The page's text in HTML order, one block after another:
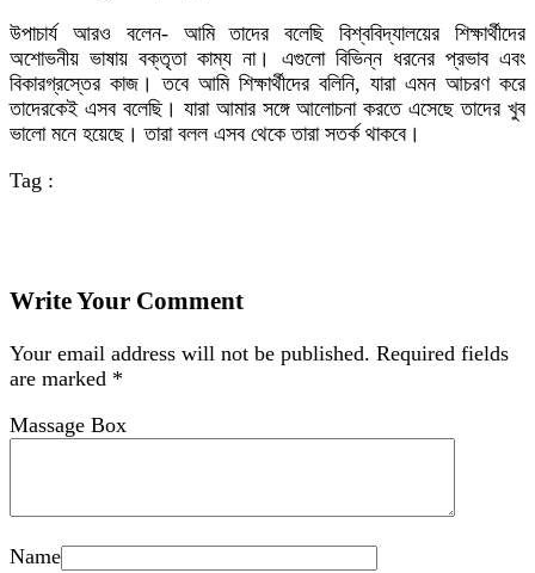
উপাচার্য আরও বলেন- আমি তাদের বলেছি বিশ্ববিদ্যালয়ের শিক্ষার্থীদের
অশোভনীয় ভাষায় বক্তৃতা কাম্য না। এগুলো বিভিন্ন ধরনের প্রভাব এবং
বিকারগ্রস্তের কাজ। তবে আমি শিক্ষার্থীদের বলিনি, যারা এমন আচরণ করে
তাদেরকেই এসব বলেছি। যারা আমার সঙ্গে আলোচনা করতে এসেছে তাদের খুব
ভালো মনে হয়েছে। তারা বলল এসব থেকে তারা সতর্ক থাকবে।
Tag :
Write Your Comment
Your email address will not be published. Required fields
are marked *
Massage Box
Name